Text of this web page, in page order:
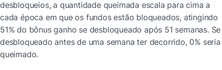
desbloqueios, a quantidade queimada escala para cima a
cada época em que os fundos estão bloqueados, atingindo
51% do bônus ganho se desbloqueado após 51 semanas. Se
desbloqueado antes de uma semana ter decorrido, 0% seria
queimado.